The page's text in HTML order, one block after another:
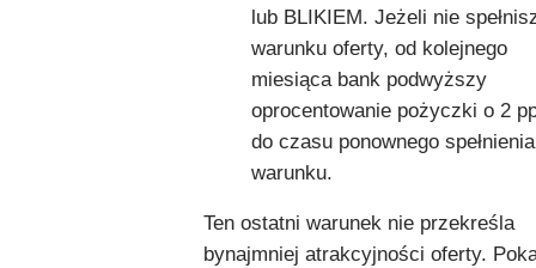
lub BLIKIEM. Jeżeli nie
warunku oferty, od kolejnego
miesiąca bank podwyższy
oprocentowanie pożyczki o 2
do czasu ponownego spełnienia
warunku.
Ten ostatni warunek nie przekreśla
bynajmniej atrakcyjności oferty.